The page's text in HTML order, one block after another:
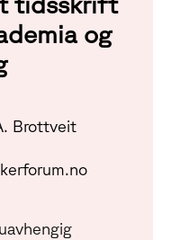
og
Brottveit